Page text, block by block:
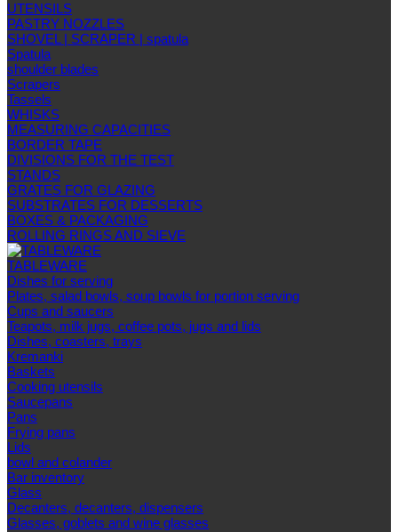
UTENSILS
PASTRY NOZZLES
SHOVEL | SCRAPER | spatula
Spatula
shoulder blades
Scrapers
Tassels
WHISKS
MEASURING CAPACITIES
BORDER TAPE
DIVISIONS FOR THE TEST
STANDS
GRATES FOR GLAZING
SUBSTRATES FOR DESSERTS
BOXES & PACKAGING
ROLLING RINGS AND SIEVE
TABLEWARE
Dishes for serving
Plates, salad bowls, soup bowls for portion serving
Cups and saucers
Teapots, milk jugs, coffee pots, jugs and lids
Dishes, coasters, trays
Kremanki
Baskets
Cooking utensils
Saucepans
Pans
Frying pans
Lids
bowl and colander
Bar inventory
Glass
Decanters, decanters, dispensers
Glasses, goblets and wine glasses